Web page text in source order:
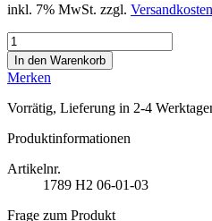
inkl. 7% MwSt. zzgl. Versandkosten
Merken
Vorrätig, Lieferung in 2-4
Produktinformationen
Artikelnr.
1789 H2 06-01-03
Frage zum Produkt